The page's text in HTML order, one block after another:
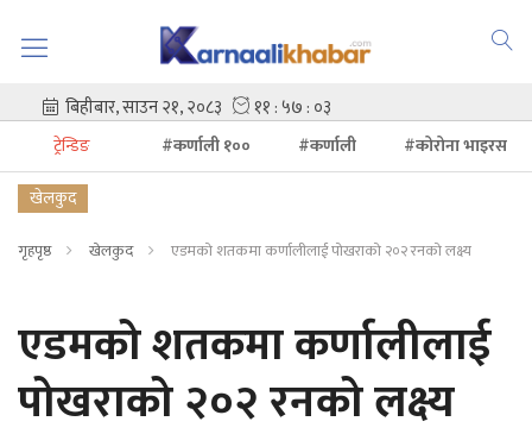
ट्रेन्डिङ #कर्णाली १०० #कर्णाली
#कोरोना भाइरस
खेलकुद
गृहपृष्ठ खेलकुद एडमको शतकमा कर्णालीलाई पोखराको २०२ रनको लक्ष्य
एडमको शतकमा कर्णालीलाई
पोखराको २०२ रनको लक्ष्य